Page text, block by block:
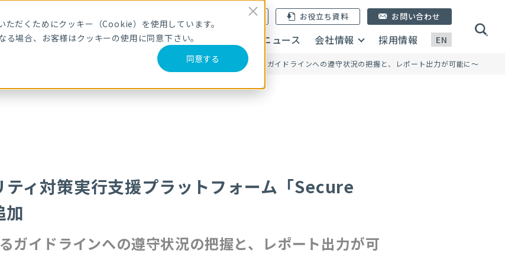
だくためにクッキー（Cookie）を使用しています。
場合、お客様はクッキーの使用に同意下さい。
同意する
EN
メールマガジン登録 お役立ち資料
ビス・製品 導入事例 セミナー ブログ ニュース 会社情報 採用情報
お問い合わせ
トフォーム「Secure SketCH」に新機能を追加 〜情報セキュリティに関するガイドラインへの遵守状況の把握と、レポート出力が可能に〜
ィ対策実行支援プラットフォーム「Secure
加
ガイドラインへの遵守状況の把握と、レポート出力が可